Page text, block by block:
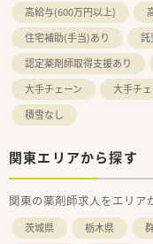
高給与(600万円以上)
住宅補助(手当)あり
託
認定薬剤師取得支援あり
大手チェーン
大手チ
積雪なし
関東エリアから探す
関東の薬剤師求人をエリア
茨城県 栃木県